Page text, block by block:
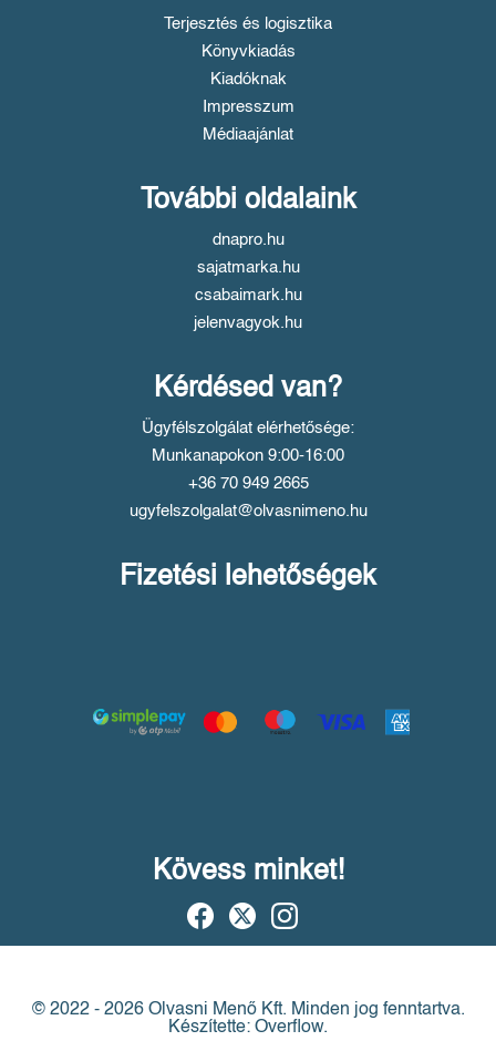
Terjesztés és logisztika
Könyvkiadás
Kiadóknak
Impresszum
Médiaajánlat
További oldalaink
dnapro.hu
sajatmarka.hu
csabaimark.hu
jelenvagyok.hu
Kérdésed van?
Ügyfélszolgálat elérhetősége:
Munkanapokon 9:00-16:00
+36 70 949 2665
ugyfelszolgalat@olvasnimeno.hu
Fizetési lehetőségek
Kövess minket!
© 2022 - 2026 Olvasni Menő Kft. Minden jog fenntartva.
Készítette: Overflow.